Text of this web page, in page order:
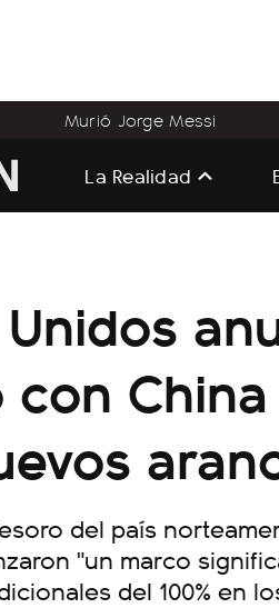
Murió Jorge Messi
La Realidad
del país
"un marco
del 100% en